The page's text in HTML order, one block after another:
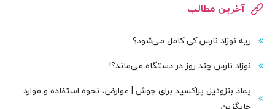
آخرین مطالب
ریه نوزاد نارس کی کامل می‌شود؟
نوزاد نارس چند روز در دستگاه می‌ماند؟!
پماد بنزوئیل پراکسید برای جوش | عوارض، نحوه استفاده و موارد